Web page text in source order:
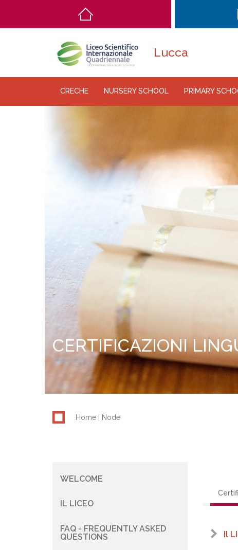
Lucca
CRECHE NURSERY SCHOOL PRIMARY
CERTIFICAZIONI
Home Node
Navigazione
principale
WELCOME
IL LICEO
FAQ - FREQUENTLY ASKED
QUESTIONS
Il